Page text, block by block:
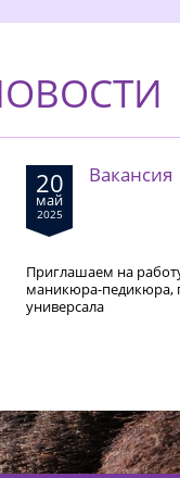
20
май
2025
Вакансия
Приглашаем на
маникюра-педикюра,
универсала